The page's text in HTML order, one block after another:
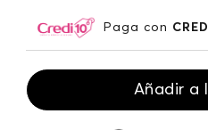
Paga con
Añadir a